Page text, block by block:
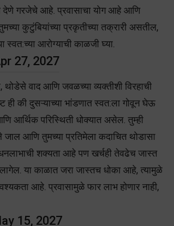
देणे गरजेचे आहे. प्रवासाचा योग आहे आणि
कुटुंबियांच्या प्रकृतीच्या तक्रारी असतील,
स्वत:च्या आरोग्याची काळजी घ्या.
27, 2027
थोडेसे वाद आणि जवळच्या व्यक्तीशी विरहाची
ही की दुसऱ्याच्या भांडणात स्वत:ला गोवून घेऊ
आर्थिक परिस्थिती धोक्यात असेल. तुम्ही
जाल आणि तुमच्या प्रतिमेला कदाचित थोडासा
शक्यता आहे पण खर्चही तेवढेच जास्त
या काळात जरा जास्तच धोका आहे, त्यामुळे
आहे. प्रवासामुळे फार लाभ होणार नाही,
15, 2027